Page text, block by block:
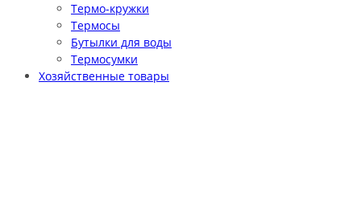
Термо-кружки
Термосы
Бутылки для воды
Термосумки
Хозяйственные товары